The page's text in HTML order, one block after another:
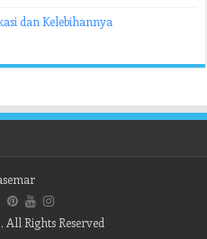
dan Kelebihannya
Rights Reserved